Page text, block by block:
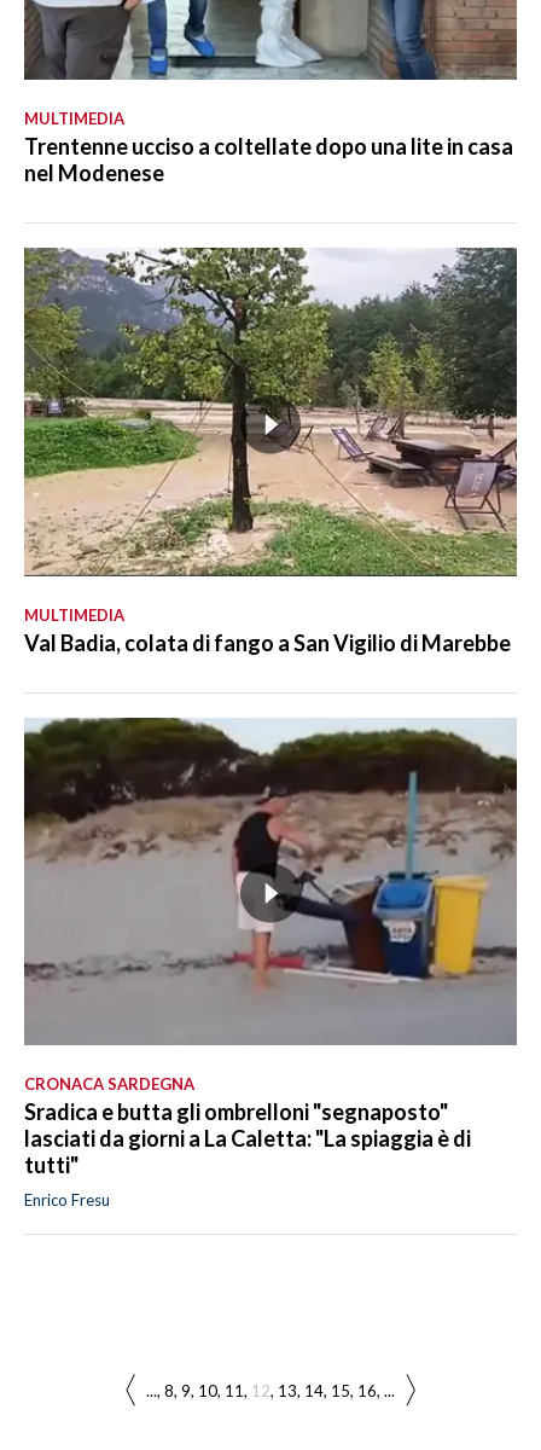
MULTIMEDIA
Trentenne ucciso a coltellate dopo una lite in casa
nel Modenese
MULTIMEDIA
Val Badia, colata di fango a San Vigilio di Marebbe
CRONACA SARDEGNA
Sradica e butta gli ombrelloni "segnaposto"
lasciati da giorni a La Caletta: "La spiaggia è di
tutti"
Enrico Fresu
... 8 9 10 11 12 13 14 15 16 ...